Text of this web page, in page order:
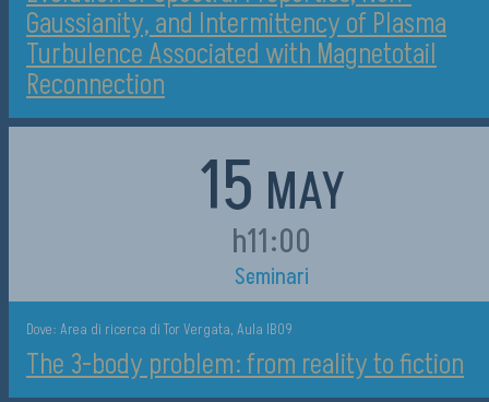
Gaussianity, and Intermittency of Plasma
Turbulence Associated with Magnetotail
Reconnection
15 MAY
h11:00
Seminari
Dove: Area di ricerca di Tor Vergata, Aula IB09
The 3-body problem: from reality to fiction